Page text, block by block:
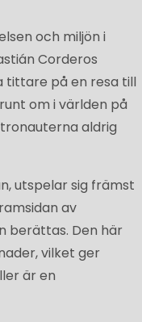
och miljön i
Corderos
tittare på en resa till
om i världen på
aldrig
utspelar sig främst
av
berättas. Den här
vilket ger
är en